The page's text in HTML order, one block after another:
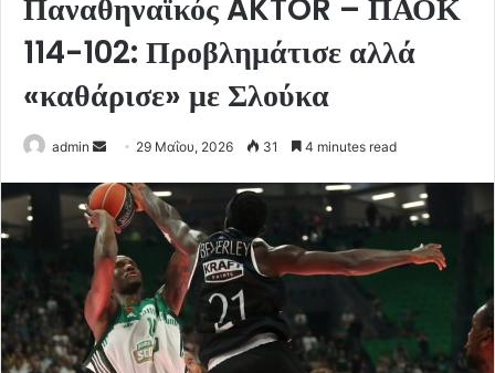
Παναθηναϊκός AKTOR – ΠΑΟΚ
114-102: Προβλημάτισε αλλά
«καθάρισε» με Σλούκα
admin
Send
email
29 Μαΐου, 2026 31 4 minutes read